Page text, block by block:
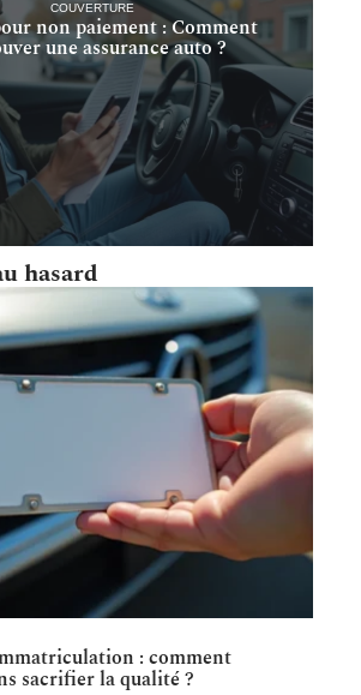
COUVERTURE
non paiement : Comment
une assurance auto ?
hasard
: comment
sacrifier la qualité ?